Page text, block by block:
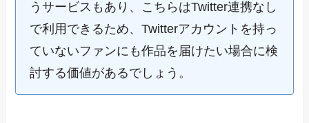
うサービスもあり、こちらはTwitter連携なし
で利用できるため、Twitterアカウントを持っ
ていないファンにも作品を届けたい場合に検
討する価値があるでしょう。